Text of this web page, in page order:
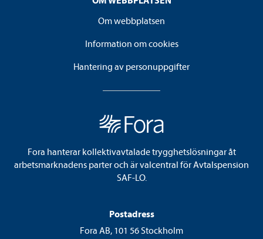
Om webbplatsen
Information om cookies
Hantering av personuppgifter
Fora hanterar kollektivavtalade trygghetslösningar åt
arbetsmarknadens parter och är valcentral för Avtalspension
SAF-LO.
Postadress
Fora AB, 101 56 Stockholm